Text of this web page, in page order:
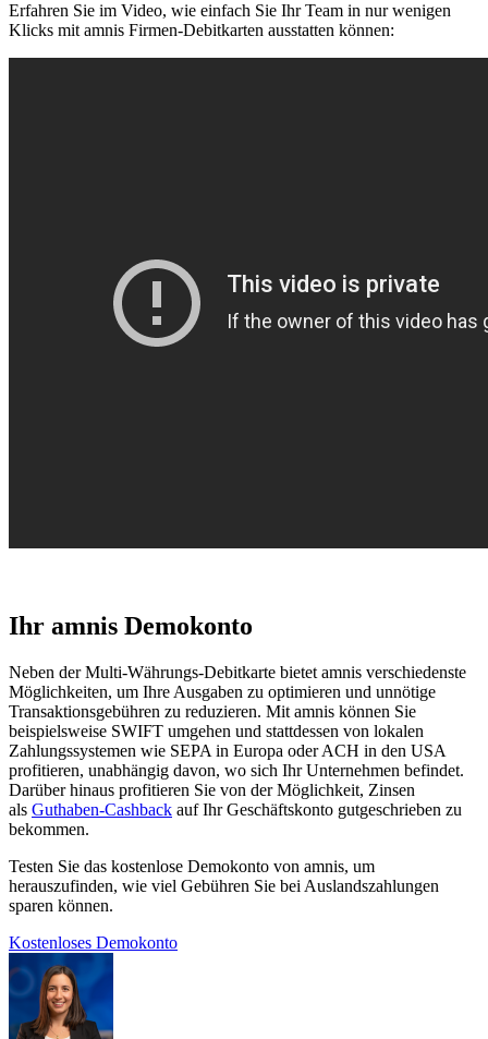
Erfahren Sie im Video, wie einfach Sie Ihr Team in nur wenigen
Klicks mit amnis Firmen-Debitkarten ausstatten können:
Ihr amnis Demokonto
Neben der Multi-Währungs-Debitkarte bietet amnis verschiedenste
Möglichkeiten, um Ihre Ausgaben zu optimieren und unnötige
Transaktionsgebühren zu reduzieren. Mit amnis können Sie
beispielsweise SWIFT umgehen und stattdessen von lokalen
Zahlungssystemen wie SEPA in Europa oder ACH in den USA
profitieren, unabhängig davon, wo sich Ihr Unternehmen befindet.
Darüber hinaus profitieren Sie von der Möglichkeit, Zinsen
als Guthaben-Cashback auf Ihr Geschäftskonto gutgeschrieben zu
bekommen.
Testen Sie das kostenlose Demokonto von amnis, um
herauszufinden, wie viel Gebühren Sie bei Auslandszahlungen
sparen können.
Kostenloses Demokonto